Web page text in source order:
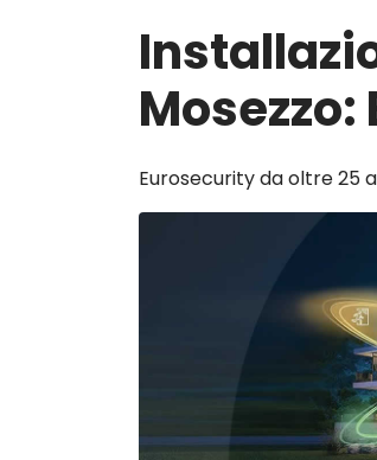
Mosezzo:
Eurosecurity da oltre 25